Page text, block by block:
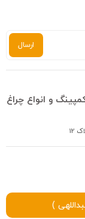
و انواع چراغ
)